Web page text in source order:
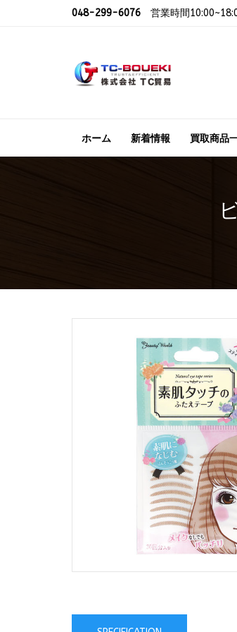
048-299-6076 営業時間
ホーム 新着情報 買取商品